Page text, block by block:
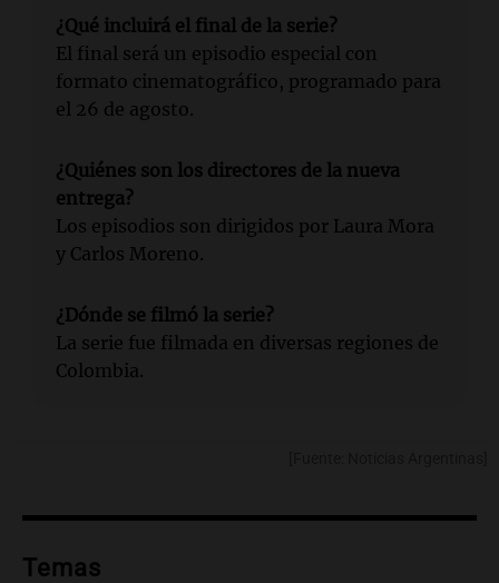
¿Qué incluirá el final de la serie?
El final será un episodio especial con
formato cinematográfico, programado para
el 26 de agosto.
¿Quiénes son los directores de la nueva
entrega?
Los episodios son dirigidos por Laura Mora
y Carlos Moreno.
¿Dónde se filmó la serie?
La serie fue filmada en diversas regiones de
Colombia.
Temas